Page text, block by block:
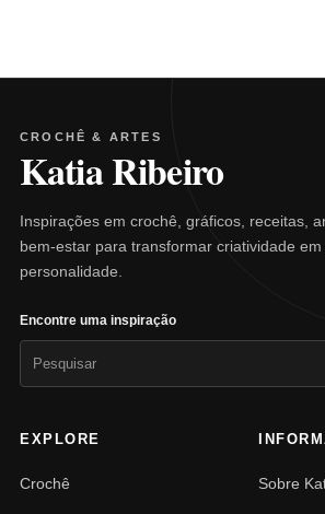
CROCHÊ & ARTES
Katia Ribeiro
Inspirações em crochê, gráficos, receitas,
bem-estar para transformar criatividade
personalidade.
Encontre uma inspiração
EXPLORE
Crochê Sobre